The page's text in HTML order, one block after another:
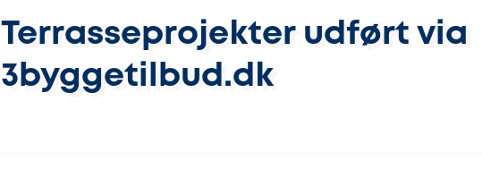
Terrasseprojekter udført via
3byggetilbud.dk